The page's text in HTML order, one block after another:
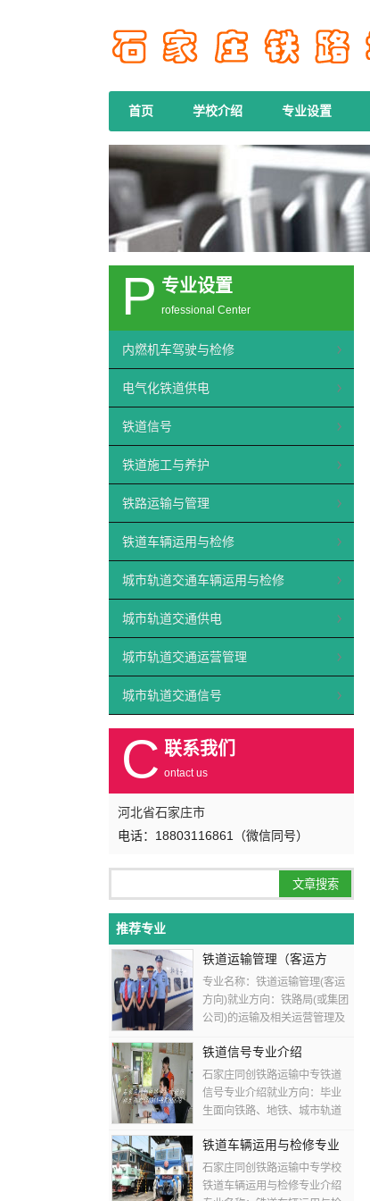
首页 学校介绍 专业设置
P 专业设置
rofessional Center
内燃机车驾驶与检修
电气化铁道供电
铁道信号
铁道施工与养护
铁路运输与管理
铁道车辆运用与检修
城市轨道交通车辆运用与检修
城市轨道交通供电
城市轨道交通运营管理
城市轨道交通信号
C 联系我们
ontact us
河北省石家庄市
电话：18803116861（微信同号）
推荐专业
铁道运输管理（客运方
向）
专业名称：铁道运输管理(客运
方向)就业方向：铁路局(或集团
公司)的运输及相关运营管理及
输工种及其它与铁路相关行业
的运营、管理、服务等...
铁道信号专业介绍
石家庄同创铁路运输中专铁道
信号专业介绍就业方向：毕业
生面向铁路、地铁、城市轨道
工、操作、检测、调试、分
析、维修、故障处理等工作。
培养目标...
铁道车辆运用与检修专业
介绍
石家庄同创铁路运输中专学校
铁道车辆运用与检修专业介绍